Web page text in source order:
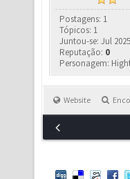
Postagens: 1
Tópicos: 1
Juntou-se: Jul 2025
Reputação: 0
Personagem:
Website